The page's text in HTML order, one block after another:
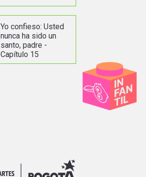
Yo confieso: Usted
nunca ha sido un
santo, padre -
Capítulo 15